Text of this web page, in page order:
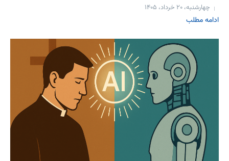
چهارشنبه، ۲۰ خرداد، ۱۴۰۵
ادامه مطلب